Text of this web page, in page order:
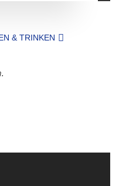
& TRINKEN